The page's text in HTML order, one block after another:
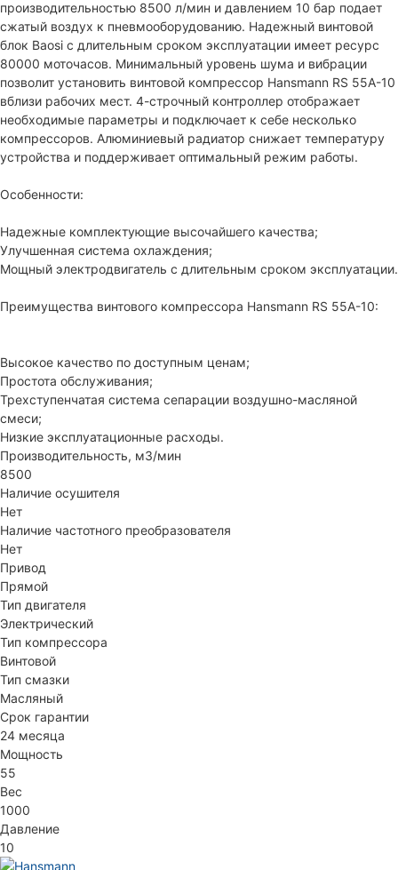
производительностью 8500 л/мин и давлением 10 бар подает
сжатый воздух к пневмооборудованию. Надежный винтовой
блок Baosi c длительным сроком эксплуатации имеет ресурс
80000 моточасов. Минимальный уровень шума и вибрации
позволит установить винтовой компрессор Hansmann RS 55А-10
вблизи рабочих мест. 4-строчный контроллер отображает
необходимые параметры и подключает к себе несколько
компрессоров. Алюминиевый радиатор снижает температуру
устройства и поддерживает оптимальный режим работы.
Особенности:
Надежные комплектующие высочайшего качества;
Улучшенная система охлаждения;
Мощный электродвигатель с длительным сроком эксплуатации.
Преимущества винтового компрессора Hansmann RS 55А-10:
Высокое качество по доступным ценам;
Простота обслуживания;
Трехступенчатая система сепарации воздушно-масляной
смеси;
Низкие эксплуатационные расходы.
Производительность, м3/мин
8500
Наличие осушителя
Нет
Наличие частотного преобразователя
Нет
Привод
Прямой
Тип двигателя
Электрический
Тип компрессора
Винтовой
Тип смазки
Масляный
Срок гарантии
24 месяца
Мощность
55
Вес
1000
Давление
10